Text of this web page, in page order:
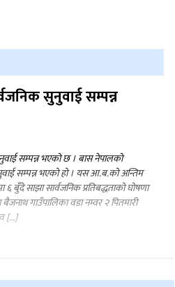
सुनुवाई सम्पन्न
सम्पन्न भएको छ । बास नेपालको
सम्पन्न भएको हो । यस आ.ब.को अन्तिम
बुँदे साझा सार्वजनिक प्रतिबद्धताको घोषणा
गाउँपालिका वडा नम्वर २ पितमारी
[…]